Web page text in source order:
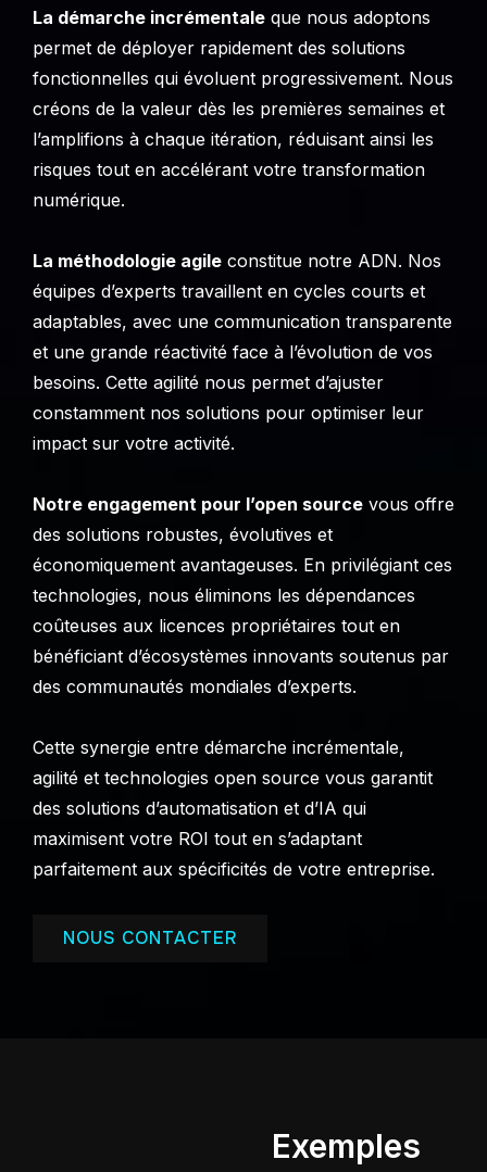
La démarche incrémentale que nous adoptons
permet de déployer rapidement des solutions
fonctionnelles qui évoluent progressivement. Nous
créons de la valeur dès les premières semaines et
l’amplifions à chaque itération, réduisant ainsi les
risques tout en accélérant votre transformation
numérique.
La méthodologie agile constitue notre ADN. Nos
équipes d’experts travaillent en cycles courts et
adaptables, avec une communication transparente
et une grande réactivité face à l’évolution de vos
besoins. Cette agilité nous permet d’ajuster
constamment nos solutions pour optimiser leur
impact sur votre activité.
Notre engagement pour l’open source vous offre
des solutions robustes, évolutives et
économiquement avantageuses. En privilégiant ces
technologies, nous éliminons les dépendances
coûteuses aux licences propriétaires tout en
bénéficiant d’écosystèmes innovants soutenus par
des communautés mondiales d’experts.
Cette synergie entre démarche incrémentale,
agilité et technologies open source vous garantit
des solutions d’automatisation et d’IA qui
maximisent votre ROI tout en s’adaptant
parfaitement aux spécificités de votre entreprise.
NOUS CONTACTER
Exemples